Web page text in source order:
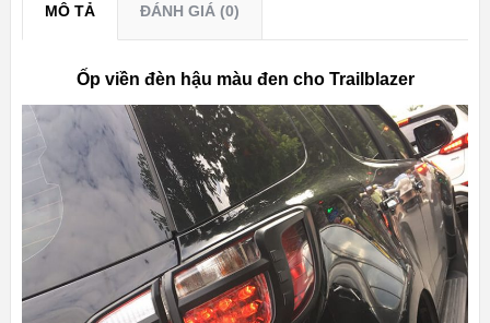
MÔ TẢ ĐÁNH GIÁ (0)
Ốp viền đèn hậu màu đen cho Trailblazer